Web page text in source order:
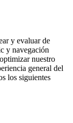
y evaluar de
y navegación
nuestro
general del
los siguientes